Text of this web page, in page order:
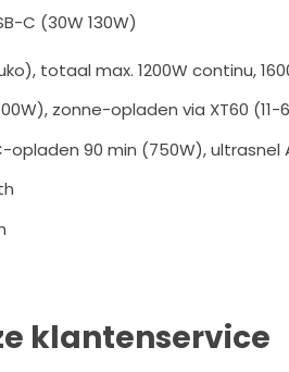
C (30W 130W)
totaal max. 1200W continu,
zonne-opladen via XT60 (11-
90 min (750W), ultrasnel
klantenservice